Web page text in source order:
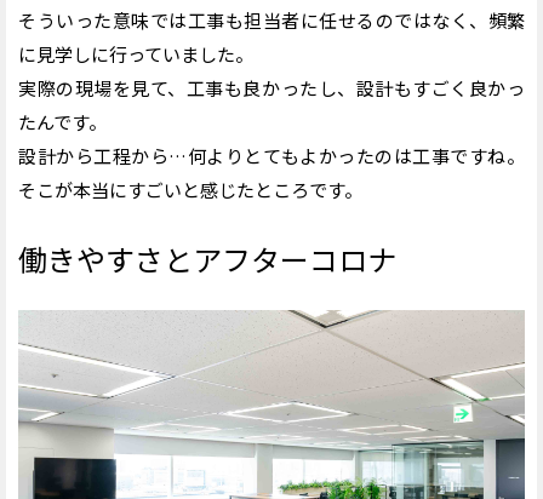
そういった意味では工事も担当者に任せるのではなく、頻繁
に見学しに行っていました。
実際の現場を見て、工事も良かったし、設計もすごく良かっ
たんです。
設計から工程から…何よりとてもよかったのは工事ですね。
そこが本当にすごいと感じたところです。
働きやすさとアフターコロナ